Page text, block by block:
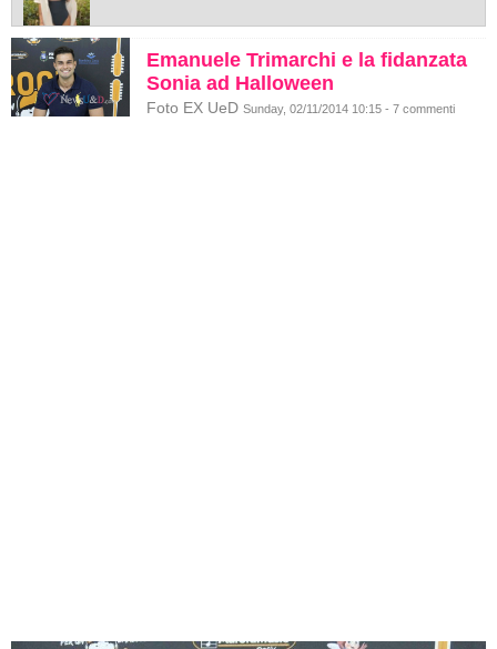
Emanuele Trimarchi e la fidanzata
Sonia ad Halloween
Foto EX UeD Sunday, 02/11/2014 10:15 - 7 commenti